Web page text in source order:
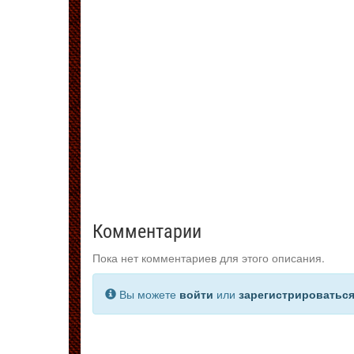
Комментарии
Пока нет комментариев для этого описания.
Вы можете войти или зарегистрироваться